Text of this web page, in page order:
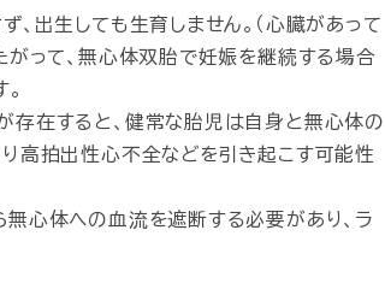
出生しても生育しません。（心臓があって
がって、無心体双胎で妊娠を継続する場合
在すると、健常な胎児は自身と無心体の
高拍出性心不全などを引き起こす可能性
心体への血流を遮断する必要があり、ラ